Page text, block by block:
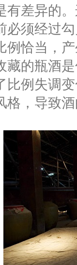
有差异的
必须经过
例恰当，
藏的瓶酒
比例失调
格，导致